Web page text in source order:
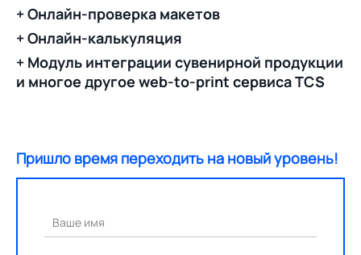
+ Онлайн-проверка макетов
+ Онлайн-калькуляция
+ Модуль интеграции сувенирной продукции
и многое другое web-to-print сервиса TCS
Пришло время переходить на новый уровень!
Ваше имя